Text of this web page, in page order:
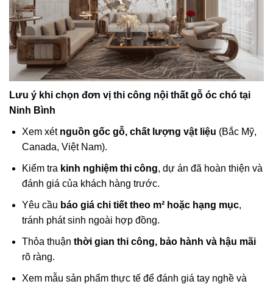
Lưu ý khi chọn đơn vị thi công nội thất gỗ óc chó tại
Ninh Bình
Xem xét nguồn gốc gỗ, chất lượng vật liệu (Bắc Mỹ,
Canada, Việt Nam).
Kiểm tra kinh nghiệm thi công, dự án đã hoàn thiện và
đánh giá của khách hàng trước.
Yêu cầu báo giá chi tiết theo m² hoặc hạng mục,
tránh phát sinh ngoài hợp đồng.
Thỏa thuận thời gian thi công, bảo hành và hậu mãi
rõ ràng.
Xem mẫu sản phẩm thực tế để đánh giá tay nghề và